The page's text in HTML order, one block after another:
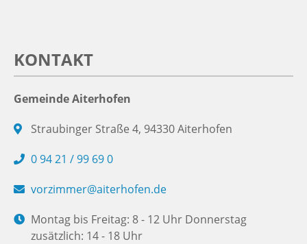
KONTAKT
Gemeinde Aiterhofen
Straubinger Straße 4, 94330 Aiterhofen
0 94 21 / 99 69 0
vorzimmer@aiterhofen.de
Montag bis Freitag: 8 - 12 Uhr Donnerstag
zusätzlich: 14 - 18 Uhr